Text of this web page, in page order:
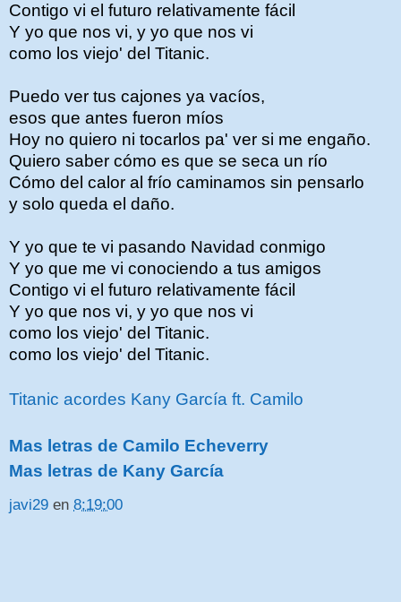
Contigo vi el futuro relativamente fácil
Y yo que nos vi, y yo que nos vi
como los viejo' del Titanic.
Puedo ver tus cajones ya vacíos,
esos que antes fueron míos
Hoy no quiero ni tocarlos pa' ver si me engaño.
Quiero saber cómo es que se seca un río
Cómo del calor al frío caminamos sin pensarlo
y solo queda el daño.
Y yo que te vi pasando Navidad conmigo
Y yo que me vi conociendo a tus amigos
Contigo vi el futuro relativamente fácil
Y yo que nos vi, y yo que nos vi
como los viejo' del Titanic.
como los viejo' del Titanic.
Titanic acordes Kany García ft. Camilo
Mas letras de Camilo Echeverry
Mas letras de Kany García
javi29 en 8:19:00